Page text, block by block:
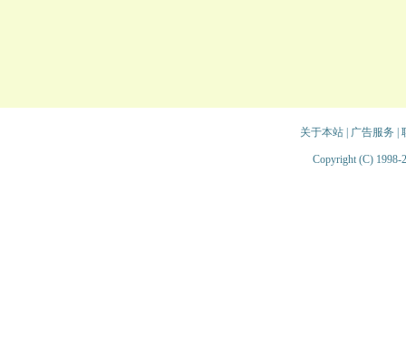
关于本站| 广告服务
Copyright (C) 1998-